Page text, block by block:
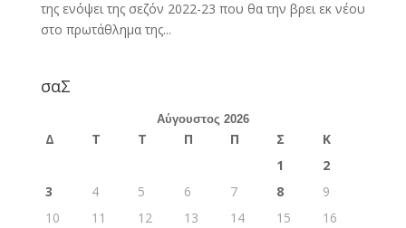
της ενόψει της σεζόν 2022-23 που θα την βρει εκ νέου
στο πρωτάθλημα της...
σαΣ
Αύγουστος 2026
Δ Τ Τ Π Π Σ
Κ
1
2
3
4 5 6 7 8
9
10
11 12 13 14 15 16